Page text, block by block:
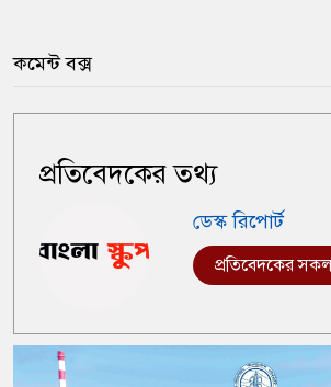
কমেন্ট বক্স
প্রতিবেদকের তথ্য
ডেস্ক রিপোর্ট
প্রতিবেদকের